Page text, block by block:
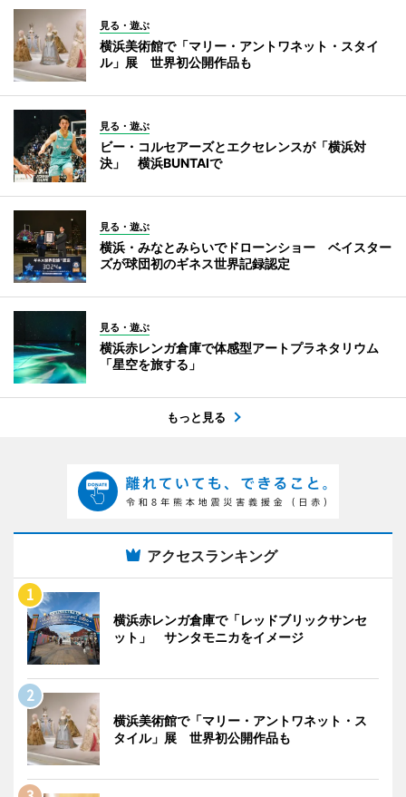
見る・遊ぶ
横浜美術館で「マリー・アントワネット・スタイ
ル」展 世界初公開作品も
見る・遊ぶ
ビー・コルセアーズとエクセレンスが「横浜対
決」 横浜BUNTAIで
見る・遊ぶ
横浜・みなとみらいでドローンショー ベイスター
ズが球団初のギネス世界記録認定
見る・遊ぶ
横浜赤レンガ倉庫で体感型アートプラネタリウム
「星空を旅する」
もっと見る
アクセスランキング
横浜赤レンガ倉庫で「レッドブリックサンセ
ット」 サンタモニカをイメージ
横浜美術館で「マリー・アントワネット・ス
タイル」展 世界初公開作品も